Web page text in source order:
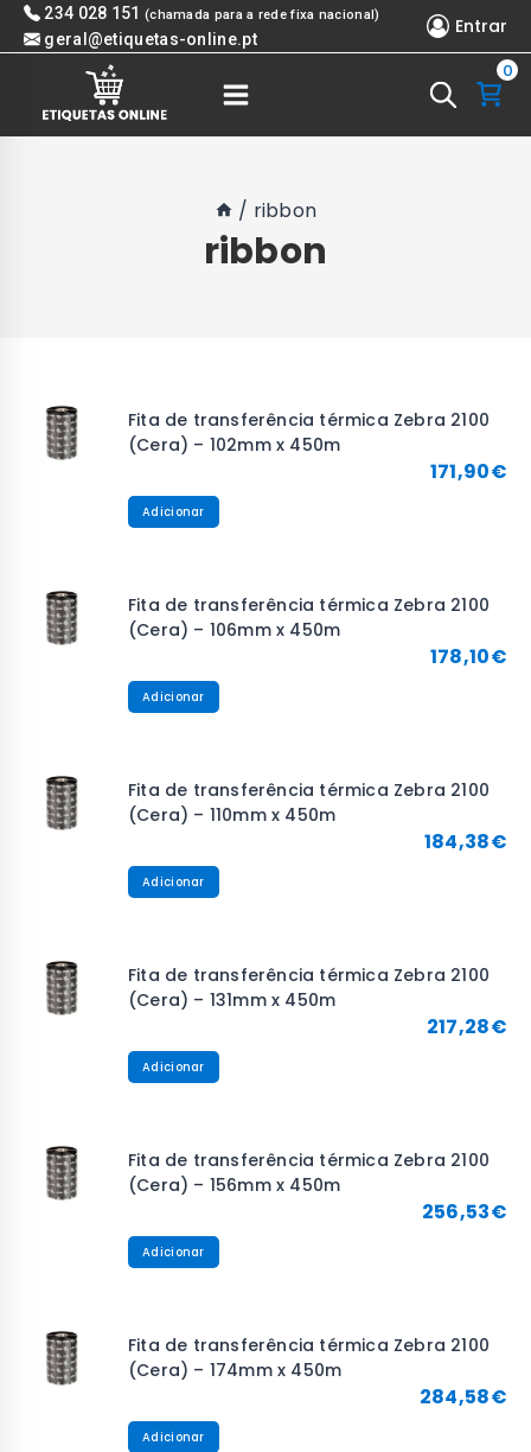
Skip 234 028 151 (chamada para a rede fixa nacional)
geral@etiquetas-online.pt
Entrar
0
/ ribbon
ribbon
Fita de transferência térmica Zebra 2100
(Cera) – 102mm x 450m
171,90€
Adicionar
Fita de transferência térmica Zebra 2100
(Cera) – 106mm x 450m
178,10€
Adicionar
Fita de transferência térmica Zebra 2100
(Cera) – 110mm x 450m
184,38€
Adicionar
Fita de transferência térmica Zebra 2100
(Cera) – 131mm x 450m
217,28€
Adicionar
Fita de transferência térmica Zebra 2100
(Cera) – 156mm x 450m
256,53€
Adicionar
Fita de transferência térmica Zebra 2100
(Cera) – 174mm x 450m
284,58€
Adicionar